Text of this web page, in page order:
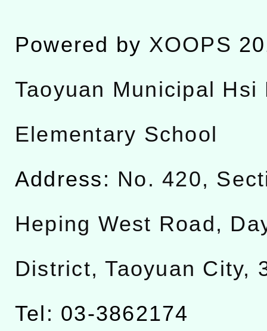
Powered by XOOPS
Taoyuan Municipal Hsi
Elementary School
Address: No. 420,
Heping West Road,
District, Taoyuan City,
Tel: 03-3862174